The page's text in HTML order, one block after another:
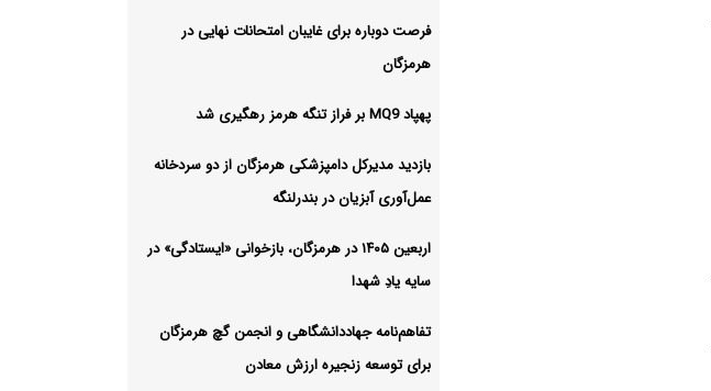
فرصت دوباره برای غایبان امتحانات نهایی در
هرمزگان
پهپاد MQ9 بر فراز تنگه هرمز رهگیری شد
بازدید مدیرکل دامپزشکی هرمزگان از دو سردخانه
عمل‌آوری آبزیان در بندرلنگه
اربعین ۱۴۰۵ در هرمزگان، بازخوانی «ایستادگی» در
سایه یادِ شهدا
تفاهم‌نامه جهاددانشگاهی و انجمن گچ هرمزگان
برای توسعه زنجیره ارزش معادن